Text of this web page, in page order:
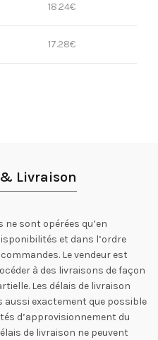
18.24€
17.28€
Livraison
ne sont opérées qu’en
et dans l’ordre
commandes. Le vendeur est
à des livraisons de façon
Les délais de livraison
aussi exactement que possible
d’approvisionnement du
de livraison ne peuvent